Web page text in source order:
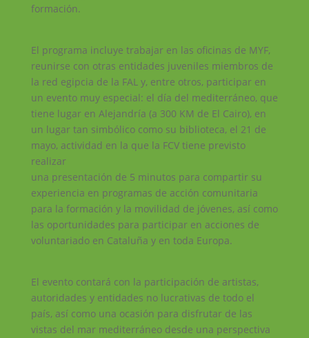
formación.
El programa incluye trabajar en las oficinas de MYF,
reunirse con otras entidades juveniles miembros de
la red egipcia de la FAL y, entre otros, participar en
un evento muy especial: el día del mediterráneo, que
tiene lugar en Alejandría (a 300 KM de El Cairo), en
un lugar tan simbólico como su biblioteca, el 21 de
mayo, actividad en la que la FCV tiene previsto
realizar
una presentación de 5 minutos para compartir su
experiencia en programas de acción comunitaria
para la formación y la movilidad de jóvenes, así como
las oportunidades para participar en acciones de
voluntariado en Cataluña y en toda Europa.
El evento contará con la participación de artistas,
autoridades y entidades no lucrativas de todo el
país, así como una ocasión para disfrutar de las
vistas del mar mediterráneo desde una perspectiva